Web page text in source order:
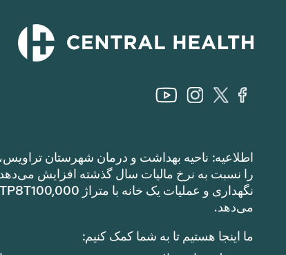
اطلاعیه: ناحیه بهداشت و درمان شهرستان
می‌دهد.
ما اینجا هستیم تا به شما کمک کنیم: